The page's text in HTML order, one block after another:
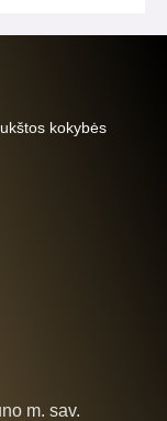
kokybės
m. sav.